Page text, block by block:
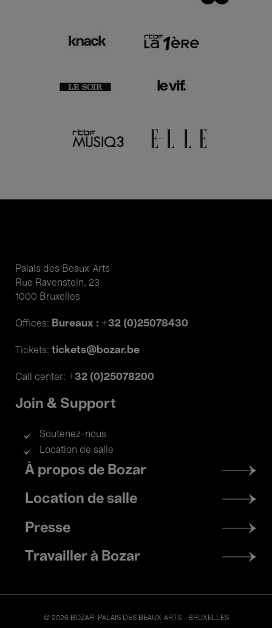
Palais des Beaux-Arts
Rue Ravenstein, 23
1000 Bruxelles
Offices: Bureaux : +32 (0)25078430
Tickets: tickets@bozar.be
Call center: +32 (0)25078200
Join & Support
Soutenez-nous
Location de salle
Footer
menu
À propos de Bozar
Location de salle
Presse
Travailler à Bozar
© 2026 BOZAR. PALAIS DES BEAUX-ARTS - BRUXELLES